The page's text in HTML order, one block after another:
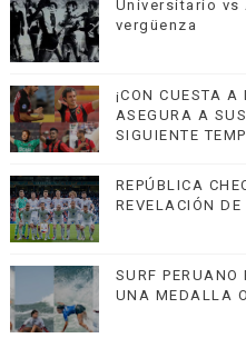
Universitario vs
vergüenza
¡CON CUESTA
ASEGURA A
SIGUIENTE
REPÚBLICA
REVELACIÓN DE
SURF
UNA MEDALLA